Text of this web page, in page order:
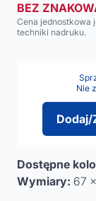
BEZ
Cena jednostkowa
techniki nadruku.
Nie
Dodaj/
Dostępne
Wymiary: 67